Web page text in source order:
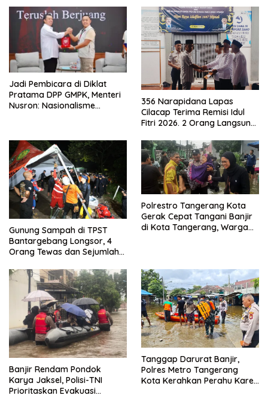
Jadi Pembicara di Diklat
Pratama DPP GMPK, Menteri
Nusron: Nasionalisme
356 Narapidana Lapas
Cilacap Terima Remisi Idul
Fitri 2026. 2 Orang Langsung
Gunung Sampah di TPST
Bantargebang Longsor, 4
Orang Tewas dan Sejumlah
Polrestro Tangerang Kota
Gerak Cepat Tangani Banjir
di Kota Tangerang, Warga
Banjir Rendam Pondok
Karya Jaksel, Polisi-TNI
Prioritaskan Evakuasi
Tanggap Darurat Banjir,
Polres Metro Tangerang
Kota Kerahkan Perahu Karet